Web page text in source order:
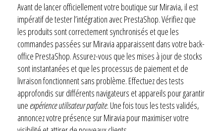
Avant de lancer officiellement votre boutique sur Miravia, il est
impératif de tester l’intégration avec PrestaShop. Vérifiez que
les produits sont correctement synchronisés et que les
commandes passées sur Miravia apparaissent dans votre back-
office PrestaShop. Assurez-vous que les mises à jour de stocks
sont instantanées et que les processus de paiement et de
livraison fonctionnent sans problème. Effectuez des tests
approfondis sur différents navigateurs et appareils pour garantir
une expérience utilisateur parfaite. Une fois tous les tests validés,
annoncez votre présence sur Miravia pour maximiser votre